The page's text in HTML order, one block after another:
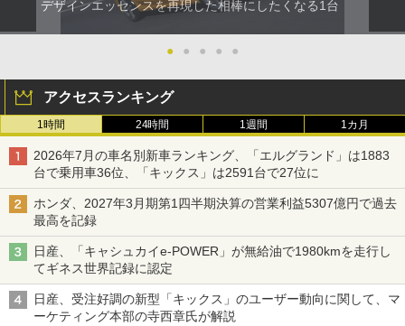
デザインエッセンスを再現した相棒にしたくなる1台
● ● ● ● ●
アクセスランキング
1時間 24時間 1週間 1カ月
2026年7月の車名別新車ランキング、「エルグランド」は1883
台で乗用車36位、「キックス」は2591台で27位に
ホンダ、2027年3月期第1四半期決算の営業利益5307億円で過去
最高を記録
日産、「キャシュカイe-POWER」が無給油で1980kmを走行し
てギネス世界記録に認定
日産、受注好調の新型「キックス」のユーザー動向に関して、マ
ーケティング本部の寺西章氏が解説